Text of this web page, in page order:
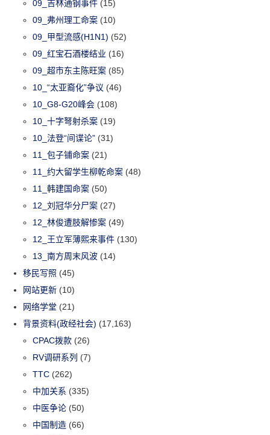
09_吉林通钢事件 (15)
09_弗州理工命案 (10)
09_甲型流感(H1N1) (52)
09_红宝石酒楼结业 (16)
09_超市东主陈旺案 (85)
10_“太亚裔化”争议 (46)
10_G8-G20峰会 (108)
10_十字弩射杀案 (19)
10_法登“间谍论” (31)
11_包子铺命案 (21)
11_约大留学生柳乾命案 (48)
11_韩建国命案 (50)
12_刘冠华分尸案 (27)
12_林俊遭肢解惨案 (49)
12_王立军薄熙来事件 (130)
13_南方周末风波 (14)
移民写照 (45)
网站更新 (10)
网络学堂 (21)
背景资料(政经社会) (17,163)
CPAC拨款 (26)
RV调研系列 (7)
TTC (262)
中加关系 (335)
中医争论 (50)
中国制造 (66)